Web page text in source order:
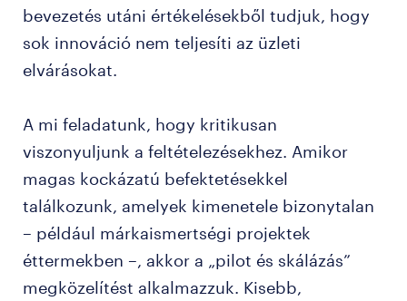
bevezetés utáni értékelésekből tudjuk, hogy
sok innováció nem teljesíti az üzleti
elvárásokat.
A mi feladatunk, hogy kritikusan
viszonyuljunk a feltételezésekhez. Amikor
magas kockázatú befektetésekkel
találkozunk, amelyek kimenetele bizonytalan
– például márkaismertségi projektek
éttermekben –, akkor a „pilot és skálázás”
megközelítést alkalmazzuk. Kisebb,